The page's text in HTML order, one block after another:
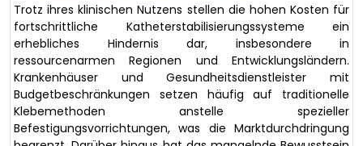
Trotz ihres klinischen Nutzens stellen die hohen Kosten für
fortschrittliche Katheterstabilisierungssysteme ein
erhebliches Hindernis dar, insbesondere in
ressourcenarmen Regionen und Entwicklungsländern.
Krankenhäuser und Gesundheitsdienstleister mit
Budgetbeschränkungen setzen häufig auf traditionelle
Klebemethoden anstelle spezieller
Befestigungsvorrichtungen, was die Marktdurchdringung